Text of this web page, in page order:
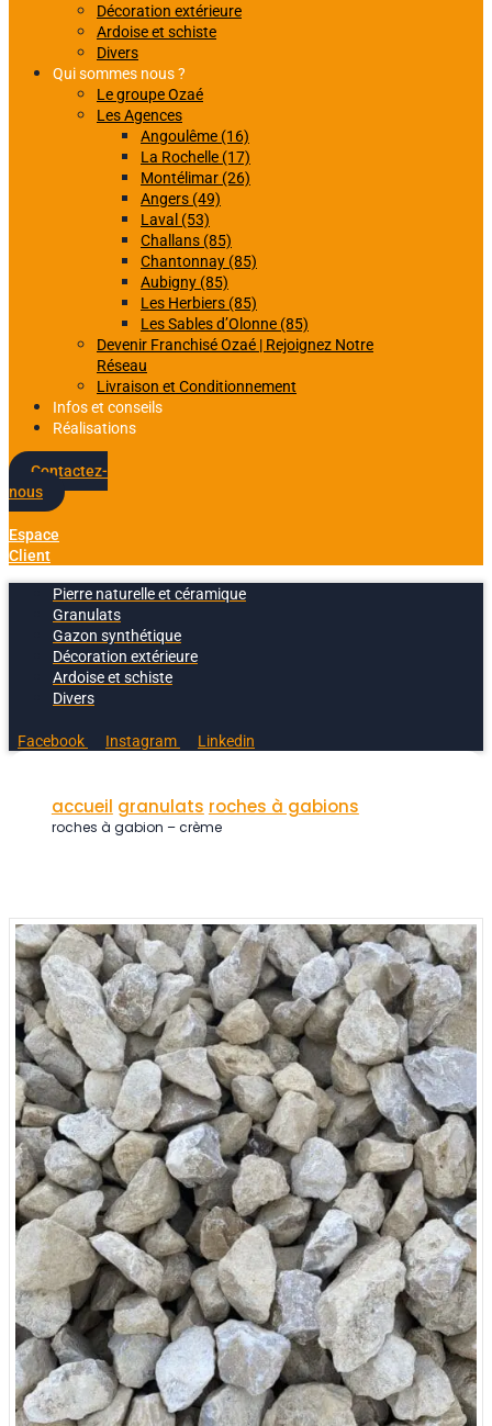
Décoration extérieure
Ardoise et schiste
Divers
Qui sommes nous ?
Le groupe Ozaé
Les Agences
Angoulême (16)
La Rochelle (17)
Montélimar (26)
Angers (49)
Laval (53)
Challans (85)
Chantonnay (85)
Aubigny (85)
Les Herbiers (85)
Les Sables d’Olonne (85)
Devenir Franchisé Ozaé | Rejoignez Notre
Réseau
Livraison et Conditionnement
Infos et conseils
Réalisations
Contactez-
nous
Espace
Client
Pierre naturelle et céramique
Granulats
Gazon synthétique
Décoration extérieure
Ardoise et schiste
Divers
Facebook Instagram Linkedin
accueil granulats roches à gabions
roches à gabion – crème